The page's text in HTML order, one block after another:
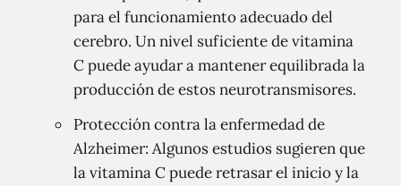
para el funcionamiento adecuado del
cerebro. Un nivel suficiente de vitamina
C puede ayudar a mantener equilibrada la
producción de estos neurotransmisores.
Protección contra la enfermedad de
Alzheimer: Algunos estudios sugieren que
la vitamina C puede retrasar el inicio y la